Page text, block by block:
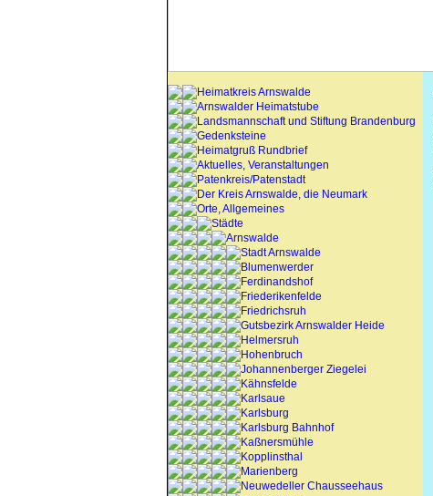
Heimatkreis Arnswalde
Arnswalder Heimatstube
Landsmannschaft und Stiftung Brandenburg
Gedenksteine
Heimatgruß Rundbrief
Aktuelles, Veranstaltungen
Patenkreis/Patenstadt
Der Kreis Arnswalde, die Neumark
Orte, Allgemeines
Städte
Arnswalde
Stadt Arnswalde
Blumenwerder
Ferdinandshof
Friederikenfelde
Friedrichsruh
Gutsbezirk Arnswalder Heide
Helmersruh
Hohenbruch
Johannenberger Ziegelei
Kähnsfelde
Karlsaue
Karlsburg
Karlsburg Bahnhof
Kaßnersmühle
Kopplinsthal
Marienberg
Neuwedeller Chausseehaus